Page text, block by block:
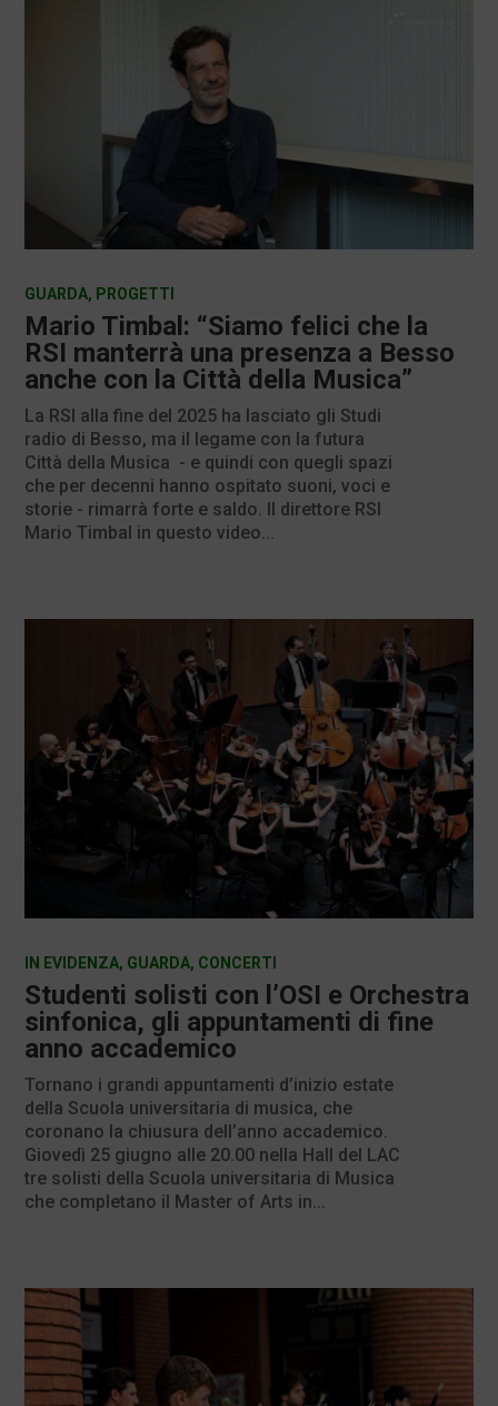
Mario Timbal: “Siamo felici che la
RSI manterrà una presenza a Besso
anche con la Città della Musica”
GUARDA, PROGETTI
La RSI alla fine del 2025 ha lasciato gli Studi
radio di Besso, ma il legame con la futura
Città della Musica - e quindi con quegli spazi
che per decenni hanno ospitato suoni, voci e
storie - rimarrà forte e saldo. Il direttore RSI
Mario Timbal in questo video...
Studenti solisti con l’OSI e Orchestra
sinfonica, gli appuntamenti di fine
anno accademico
IN EVIDENZA, GUARDA, CONCERTI
Tornano i grandi appuntamenti d’inizio estate
della Scuola universitaria di musica, che
coronano la chiusura dell’anno accademico.
Giovedì 25 giugno alle 20.00 nella Hall del LAC
tre solisti della Scuola universitaria di Musica
che completano il Master of Arts in...